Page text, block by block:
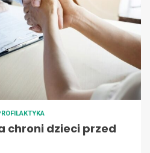
chroni dzieci przed